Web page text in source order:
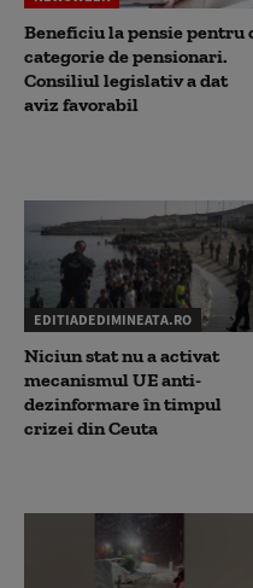
Beneficiu la pensie pentru
categorie de pensionari.
Consiliul legislativ a dat
aviz favorabil
EDITIADEDIMINEATA.RO
Niciun stat nu a activat
mecanismul UE anti-
dezinformare în timpul
crizei din Ceuta